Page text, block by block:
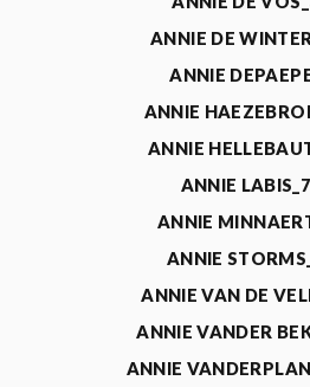
ANNIE DE
ANNIE
ANNIE
ANNIE
ANNIE
ANNIE
ANNIE
ANNIE VAN DE
ANNIE VANDER
ANNIE